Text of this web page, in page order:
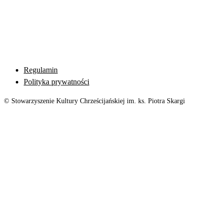
Regulamin
Polityka prywatności
© Stowarzyszenie Kultury Chrześcijańskiej im. ks. Piotra Skargi